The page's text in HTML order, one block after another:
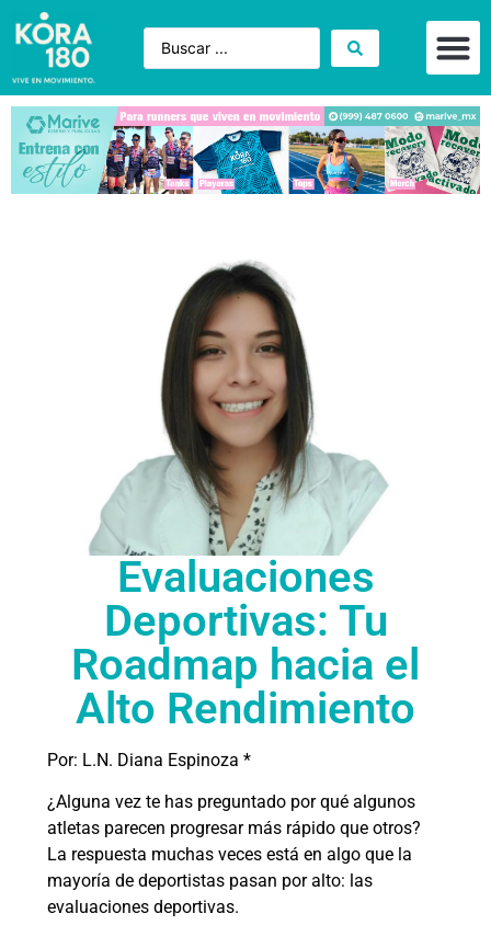
Evaluaciones
Deportivas: Tu
Roadmap hacia el
Alto Rendimiento
Por: L.N. Diana Espinoza *
¿Alguna vez te has preguntado por qué algunos
atletas parecen progresar más rápido que otros?
La respuesta muchas veces está en algo que la
mayoría de deportistas pasan por alto: las
evaluaciones deportivas.